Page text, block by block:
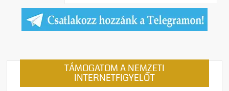
TÁMOGATOM A NEMZETI
INTERNETFIGYELŐT